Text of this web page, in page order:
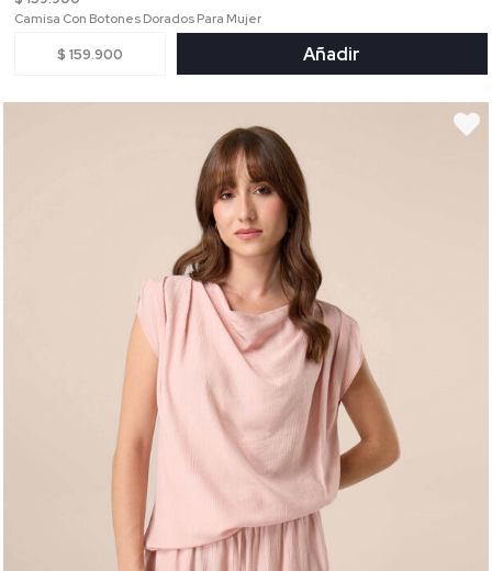
Camisa Con Botones Dorados Para Mujer
$ 159.900 Añadir